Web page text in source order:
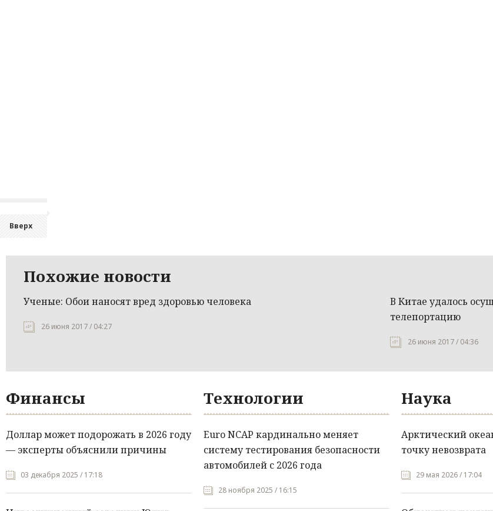
Вверх
Похожие новости
Ученые: Обои наносят вред здоровью человека
26 июня 2017 / 04:27
В Китае удалось
телепортацию
26 июня 2017 / 04:36
Финансы
Доллар может подорожать в 2026 году
— эксперты объяснили причины
03 декабря 2025 / 17:18
Технологии
Euro NCAP кардинально меняет
систему тестирования безопасности
автомобилей с 2026 года
28 ноября 2025 / 16:15
Наука
Арктический
точку невозврата
29 мая 2026 / 17:04